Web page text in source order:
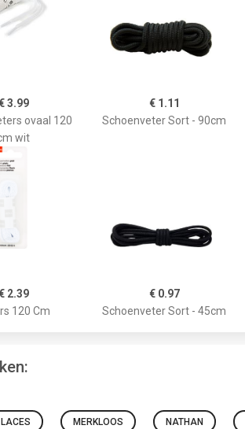
3.99
ovaal 120
wit
€ 1.11
Schoenveter Sort - 90cm
2.39
120 Cm
€ 0.97
Schoenveter Sort - 45cm
MERKLOOS NATHAN